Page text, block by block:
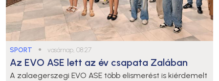
SPORT ● vasárnap, 08:27
Az EVO ASE lett az év csapata Zalában
A zalaegerszegi EVO ASE több elismerést is kiérdemelt